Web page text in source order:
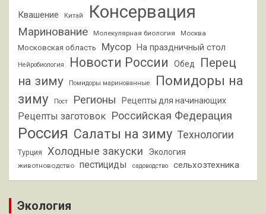
Квашение Китай Консервация
Маринование Молекулярная биология Москва
Московская область Мусор На праздничный стол
Нейробиология Новости России Обед
Перец
на зиму
Помидоры маринованные
Помидоры на
зиму
Пост Регионы Рецепты для начинающих
Рецепты заготовок Российская Федерация
Россия Салаты на зиму Технологии
Турция Холодные закуски Экология
животноводство пестициды садоводство сельхозтехника
Экология